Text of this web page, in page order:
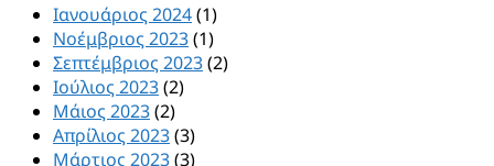
Ιανουάριος 2024(1)
Νοέμβριος 2023(1)
Σεπτέμβριος 2023(2)
Ιούλιος 2023(2)
Μάιος 2023(2)
Απρίλιος 2023(3)
Μάρτιος 2023(3)